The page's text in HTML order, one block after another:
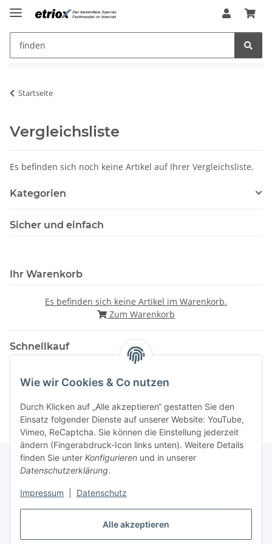
Alle akzeptieren
Wie wir Cookies & Co nutzen
Durch Klicken auf „Alle akzeptieren“ gestatten Sie den
Einsatz folgender Dienste auf unserer Website: YouTube,
Vimeo, ReCaptcha. Sie können die Einstellung jederzeit
ändern (Fingerabdruck-Icon links unten). Weitere Details
finden Sie unter Konfigurieren und in unserer
Datenschutzerklärung.
Impressum Datenschutz
Startseite
Vergleichsliste
Es befinden sich noch keine Artikel auf Ihrer Vergleichsliste.
Kategorien
Sicher und einfach
Ihr Warenkorb
Es befinden sich keine Artikel im Warenkorb.
Zum Warenkorb
Schnellkauf
Gesetzliche Informationen
Vertrag widerrufen